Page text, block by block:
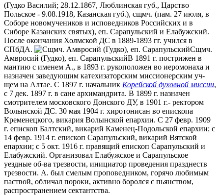
(Гудко Василий; 28.12.1867, Люблинская губ., Царство
Польское - 9.08.1918, Казанская губ.), сщмч. (пам. 27 июля, в
Соборе новомучеников и исповедников Российских и в
Сиборе Казанских святых), еп. Сарапульский и Елабужский.
После окончания Холмской ДС в 1889-1893 гг. учился в
СПбДА.
Сщмч.
Амвросий (Гудко), еп. СарапульскийВ 1891 г. пострижен в
мантию с именем А., в 1893 г. рукоположен во иеромонаха и
назначен заведующим катехизаторским миссионерским уч-
щем на Алтае. С 1897 г. начальник Корейской духовной миссии,
с 7 дек. 1897 г. в сане архимандрита. В 1899 г. назначен
смотрителем московского Донского ДУ, в 1901 г.- ректором
Волынской ДС. 30 мая 1904 г. хиротонисан во епископа
Кременецкого, викария Волынской епархии. С 27 февр. 1909
г. епископ Балтский, викарий Каменец-Подольской епархии; с
14 февр. 1914 г. епископ Сарапульский, викарий Вятской
епархии; с 5 окт. 1916 г. правящий епископ Сарапульский и
Елабужский. Организовал Елабужское и Сарапульское
уездные об-ва трезвости, инициатор проведения празднеств
трезвости. А. был смелым проповедником, горячо любимым
паствой, обличал пороки, активно боролся с пьянством,
распространением сектантства.